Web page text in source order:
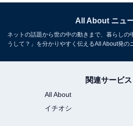
All About ニュ
ネットの話題から世の中の動きまで、暮らしの
うして？」を分かりやすく伝えるAll About発の
関連サービス
All About
イチオシ